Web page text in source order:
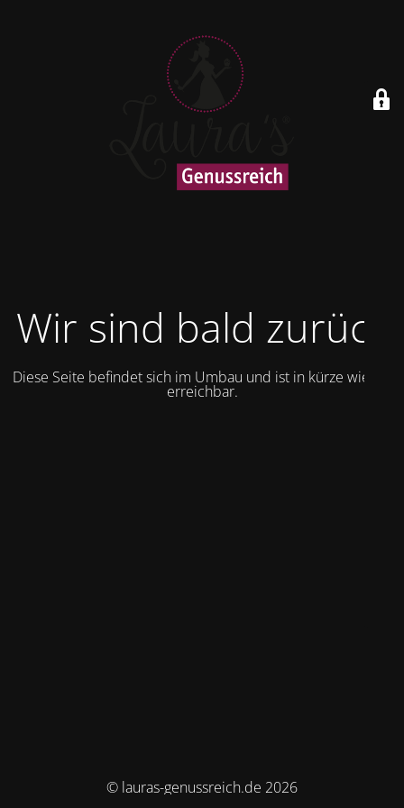
Wir sind bald zurück
Diese Seite befindet sich im Umbau und ist in kürze wieder
erreichbar.
© lauras-genussreich.de 2026